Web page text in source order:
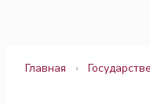
Главная ›